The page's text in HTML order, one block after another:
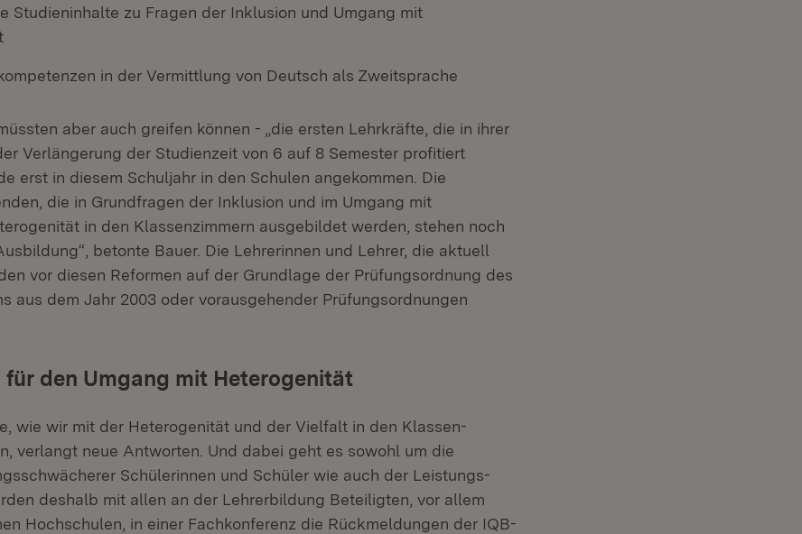
Studieninhalte zu Fragen der Inklusion und Umgang mit
in der Vermittlung von Deutsch als Zweitsprache
aber auch greifen können - „die ersten Lehrkräfte, die in ihrer
Verlängerung der Studienzeit von 6 auf 8 Semester profitiert
erst in diesem Schuljahr in den Schulen angekom­men. Die
die in Grundfragen der Inklusion und im Umgang mit
in den Klassenzimmern ausgebildet werden, stehen noch
betonte Bauer. Die Lehrerinnen und Lehrer, die aktuell
vor diesen Reformen auf der Grundlage der Prüfungsordnung des
aus dem Jahr 2003 oder vorausgehender Prüfungsordnungen
für den Umgang mit Heterogenität
wie wir mit der Heterogenität und der Vielfalt in den Klassen­
verlangt neue Antworten. Und dabei geht es sowohl um die
Schülerinnen und Schüler wie auch der Leis­tungs­­
deshalb mit allen an der Lehrerbildung Beteiligten, vor allem
Hochschulen, in einer Fachkonferenz die Rück­meldungen der IQB-